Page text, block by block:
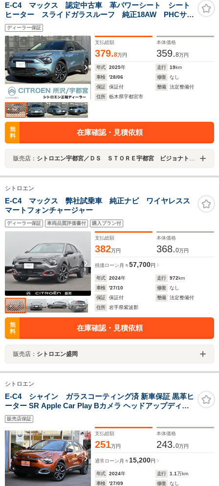
E-C4 マックス 認定中古車 革パワーシート シート
ヒーター スライドガラスルーフ 純正18AW PHCサス
ペンション アダプティブクルーズコントロール LED
シグネチャーライト フォグランプ Bluetooth接続 10
インチモニター
ディーラー保証
支払総額
379.8万円
本体価格
359.8万円
年式 2025年 走行 19km
車検
'28/06 修復
なし
保証
保証付 整備
法定整備付
住所
栃木県宇都宮市
無
料
在庫確認・見積依頼
販売店： シトロエン宇都宮／ＤＳ ＳＴＯＲＥ宇都宮 ビジョナトレーディング（株） ビジョナグループ
シトロエン
E-C4 マックス 弊社試乗車 純正ナビ ワイヤレスス
マートフォンチャージャー
ディーラー保証 車両品質評価書付 購入プラン付
支払総額
382万円
本体価格
368.0万円
残価ローン 月々57,700円
年式 2024年 走行 972km
車検
'27/10 修復
なし
保証
保証付 整備
法定整備付
住所
岩手県紫波郡
無
料
在庫確認・見積依頼
販売店： シトロエン盛岡
シトロエン
E-C4 シャイン ガラスコーティング済 新車保証 黒革ヒ
ーター SR Apple Car Play Bカメラ ヘッドアップディス
プレイ ドラレコ前後 LED プログレッシブハイドロサスペ
ンション アクティブクルコン レーンアシスト インテリハ
イビーム
販売店保証
支払総額
251万円
本体価格
243.0万円
通常ローン 月々 15,200円
年式 2024年 走行 1.1万km
車検
'27/09 修復 なし